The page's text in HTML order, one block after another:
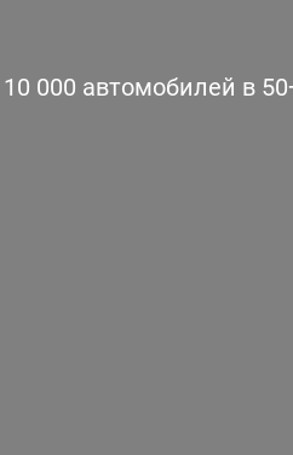
000 автомобилей в